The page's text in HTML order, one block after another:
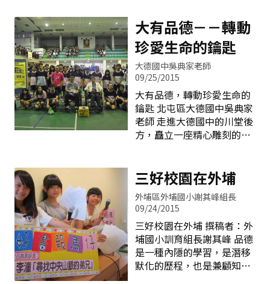
年」表演藝術專業社群多次
的專業對話與研討中，開啟
了「當
長及幹部全程參與，除了主
持政見發表會，也負責選舉
的投、開票作業，讓學生親
自體驗民主選舉的程序與意
義。 早期學生自治會的運
作，著重在配合學務處規劃
的活動，尤其是大型典禮的
主持與表演。近年來，學生
自治會傾向於自發性地發起
扮演認知教練和問題管理員
的角色，透過小組合作學習
與自我指引學習，使學習者
歷經真實之科學問題解題歷
程，期盼學生能展現多元的
學習成果。 創新發明本位全
面啟動，翻轉內新新榮景
103年9月，學校成立創思發
明教學推動小組，完成1至6
年級的創思發明課程，教學
簡報、教材等，全校師生都
參與其中，期待透過獨一無
二的創新發明課程，讓孩子
發表每一件創新發明點子，
訓練每一個孩子帶得走的能
力，我們相信在內新播下的
創新發明種子已經萌芽了。
今年5月推動小組總動員籌
辦臺中市首創的NSES盃創
大有品德－－轉動
珍愛生命的鑰匙
大德國中吳典家老師
09/25/2015
大有品德，轉動珍愛生命的
鑰匙 北屯區大德國中吳典家
老師 走進大德國中的川堂後
方，矗立一座精心雕刻的公
兩石之間留有一小通道，正
好容納一位成人穿過，設計
的巧妙之處在於通道上方，
約莫成人胸口的高度，崁有
一顆合抱大小的黑石。每一
個進入大德的新鮮人，在校
長帶領之下通過所拾，學生
每到通道口前，第一個直覺
三好校園在外埔
外埔區外埔國小謝其峰組長
09/24/2015
三好校園在外埔 撰稿者：外
埔國小訓育組長謝其峰 品德
是一種內隱的學習，是潛移
默化的歷程，也是兼顧知